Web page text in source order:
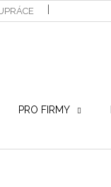
PRO FIRMY